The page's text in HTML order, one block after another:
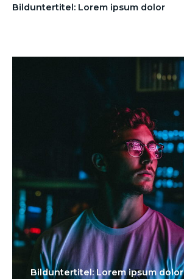
Bilduntertitel: Lorem ipsum dolor
Bilduntertitel: Lorem ipsum dolor